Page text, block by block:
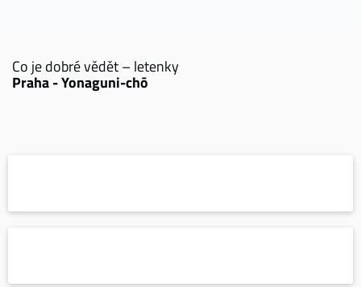
Co je dobré vědět – letenky
Praha - Yonaguni-chō